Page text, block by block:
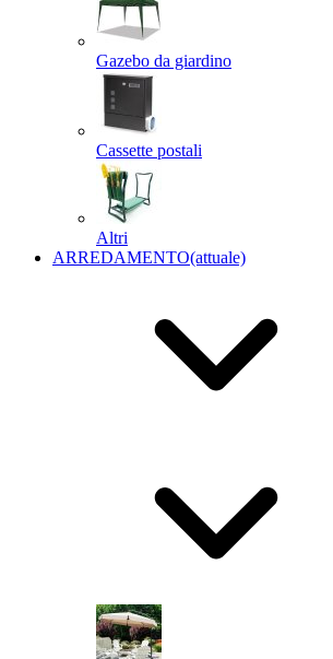
Gazebo da giardino
Cassette postali
Altri
ARREDAMENTO(attuale)